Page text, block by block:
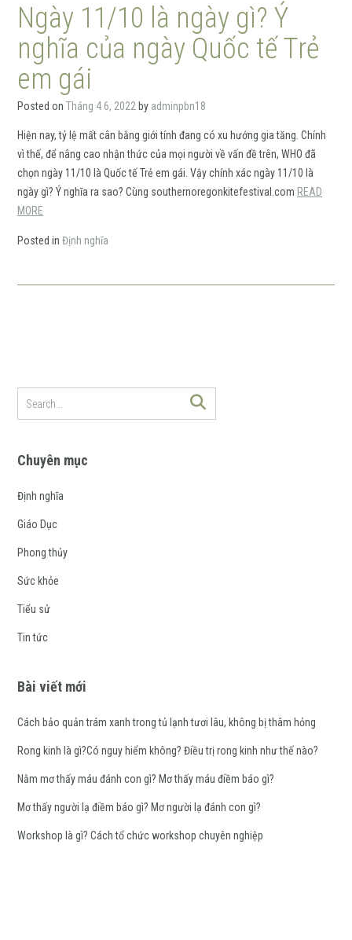
Ngày 11/10 là ngày gì? Ý
nghĩa của ngày Quốc tế Trẻ
em gái
Posted on Tháng 4 6, 2022 by adminpbn18
Hiện nay, tỷ lệ mất cân bằng giới tính đang có xu hướng gia tăng. Chính
vì thế, để nâng cao nhận thức của mọi người về vấn đề trên, WHO đã
chọn ngày 11/10 là Quốc tế Trẻ em gái. Vậy chính xác ngày 11/10 là
ngày gì? Ý nghĩa ra sao? Cùng southernoregonkitefestival.com READ
MORE
Posted in Định nghĩa
Chuyên mục
Định nghĩa
Giáo Dục
Phong thủy
Sức khỏe
Tiểu sử
Tin tức
Bài viết mới
Cách bảo quản trám xanh trong tủ lạnh tươi lâu, không bị thâm hỏng
Rong kinh là gì?Có nguy hiểm không? Điều trị rong kinh như thế nào?
Nằm mơ thấy máu đánh con gì? Mơ thấy máu điềm báo gì?
Mơ thấy người lạ điềm báo gì? Mơ người lạ đánh con gì?
Workshop là gì? Cách tổ chức workshop chuyên nghiệp